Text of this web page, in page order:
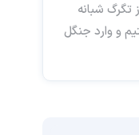
شبانه
و وارد جنگل